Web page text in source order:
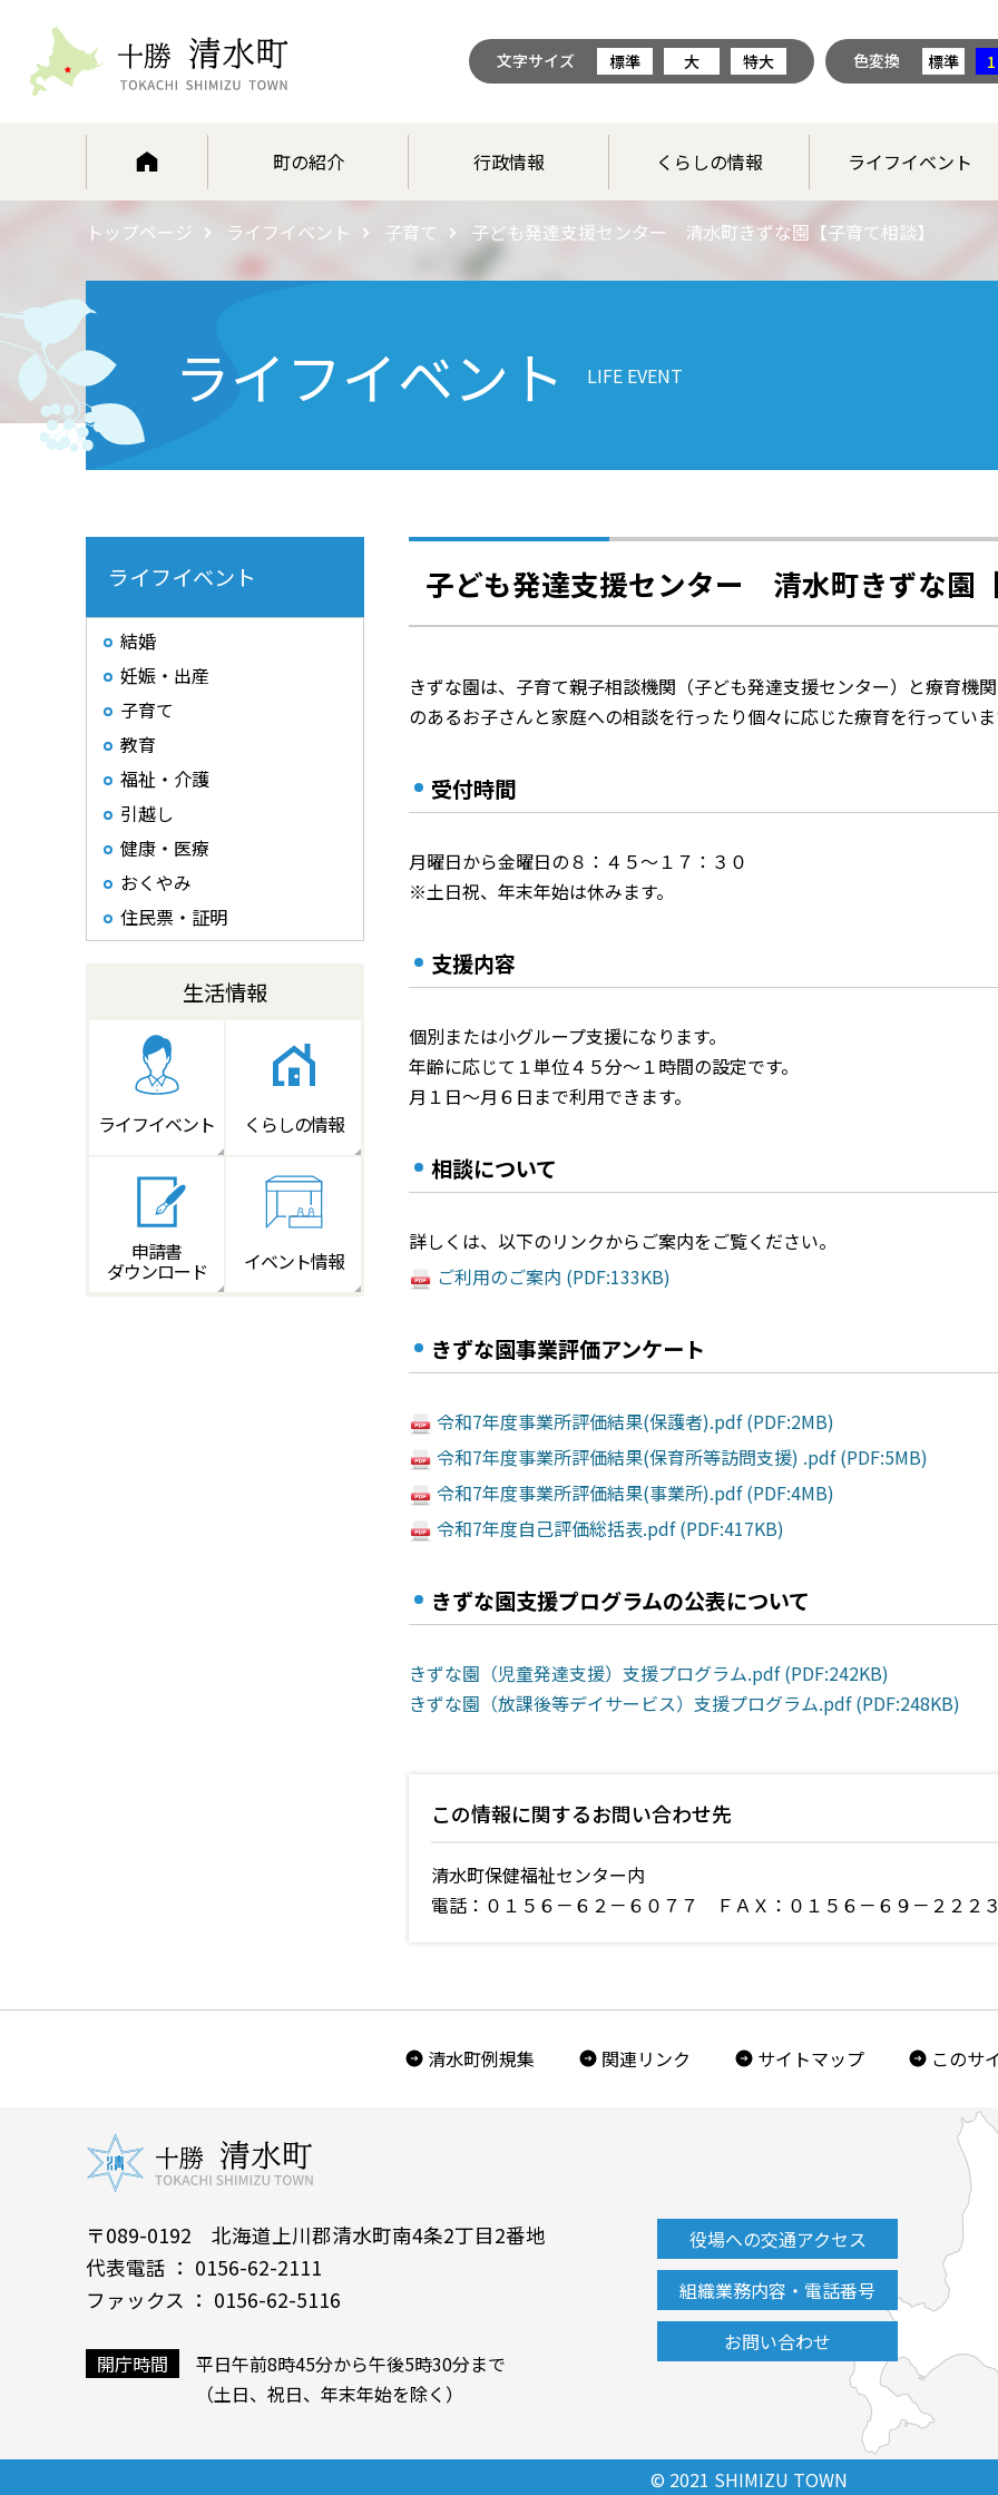
文字サイズ 標準 大 特大 色変換 標準 1
町の紹介 行政情報 くらしの情報 ライフイベント
トップページ ライフイベント 子育て 子ども発達支援センター 清水町きずな園【子育て相談】
ライフイベント LIFE EVENT
ライフイベント
結婚
妊娠・出産
子育て
教育
福祉・介護
引越し
健康・医療
おくやみ
住民票・証明
生活情報
ライフイベント くらしの情報
申請書
ダウンロード イベント情報
子ども発達支援センター 清水町きずな園
きずな園は、子育て親子相談機関（子ども発達支援センター）と療育機
のあるお子さんと家庭への相談を行ったり個々に応じた療育を行ってい
受付時間
月曜日から金曜日の８：４５～１７：３０
※土日祝、年末年始は休みます。
支援内容
個別または小グループ支援になります。
年齢に応じて１単位４５分～１時間の設定です。
月１日～月６日まで利用できます。
相談について
詳しくは、以下のリンクからご案内をご覧ください。
ご利用のご案内 (PDF:133KB)
きずな園事業評価アンケート
令和7年度事業所評価結果(保護者).pdf (PDF:2MB)
令和7年度事業所評価結果(保育所等訪問支援) .pdf (PDF:5MB)
令和7年度事業所評価結果(事業所).pdf (PDF:4MB)
令和7年度自己評価総括表.pdf (PDF:417KB)
きずな園支援プログラムの公表について
きずな園（児童発達支援）支援プログラム.pdf (PDF:242KB)
きずな園（放課後等デイサービス）支援プログラム.pdf (PDF:248KB)
この情報に関するお問い合わせ先
清水町保健福祉センター内
電話：０１５６－６２－６０７７ ＦＡＸ：０１５６－６９－２２２
清水町例規集 関連リンク サイトマップ このサ
〒089-0192 北海道上川郡清水町南4条2丁目2番地
代表電話 ： 0156-62-2111
ファックス ： 0156-62-5116
開庁時間
平日午前8時45分から午後5時30分まで
（土日、祝日、年末年始を除く）
役場への交通アクセス
組織業務内容・電話番号
お問い合わせ
© 2021 SHIMIZU TOWN